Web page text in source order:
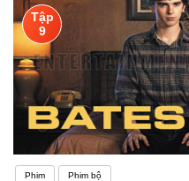
Tập
9
Phim Phim bộ